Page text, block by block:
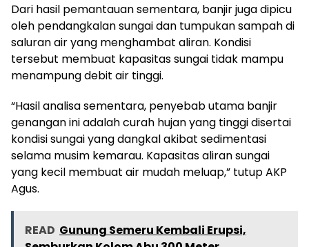
Dari hasil pemantauan sementara, banjir juga dipicu
oleh pendangkalan sungai dan tumpukan sampah di
saluran air yang menghambat aliran. Kondisi
tersebut membuat kapasitas sungai tidak mampu
menampung debit air tinggi.
“Hasil analisa sementara, penyebab utama banjir
genangan ini adalah curah hujan yang tinggi disertai
kondisi sungai yang dangkal akibat sedimentasi
selama musim kemarau. Kapasitas aliran sungai
yang kecil membuat air mudah meluap,” tutup AKP
Agus.
READ Gunung Semeru Kembali Erupsi,